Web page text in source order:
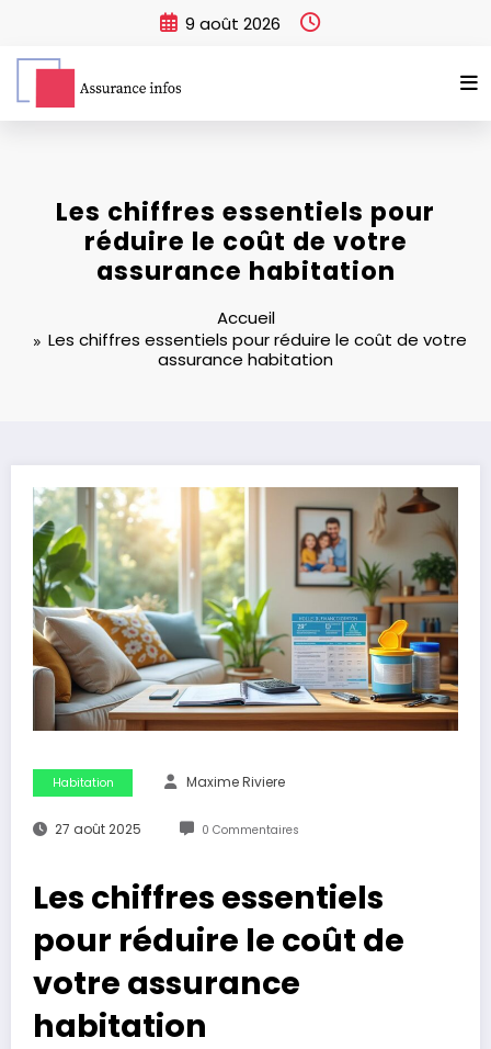
9 août 2026
Les chiffres essentiels pour
réduire le coût de votre
assurance habitation
Accueil
Les chiffres essentiels pour réduire le coût de votre
assurance habitation
Habitation Maxime Riviere
27 août 2025 0 Commentaires
Les chiffres essentiels
pour réduire le coût de
votre assurance
habitation